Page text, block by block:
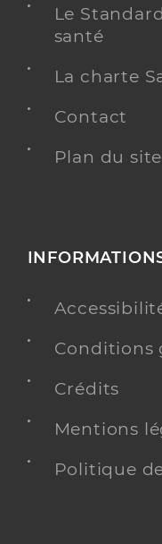
Le
santé
La charte
Contact
Plan du site
Conditions
Crédits
Mentions
Politique